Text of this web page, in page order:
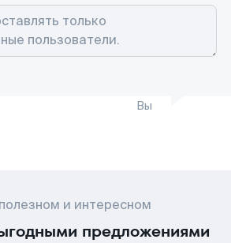
Вы
и интересном
предложениями